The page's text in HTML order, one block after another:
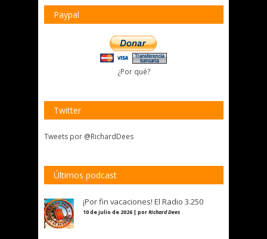
Paypal
¿Por qué?
Twitter
Tweets por @RichardDees
Últimos podcast
¡Por fin vacaciones! El Radio 3.250
10 de julio de 2026 | porRichard Dees